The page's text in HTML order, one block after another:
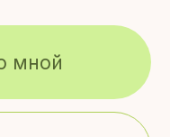
мной